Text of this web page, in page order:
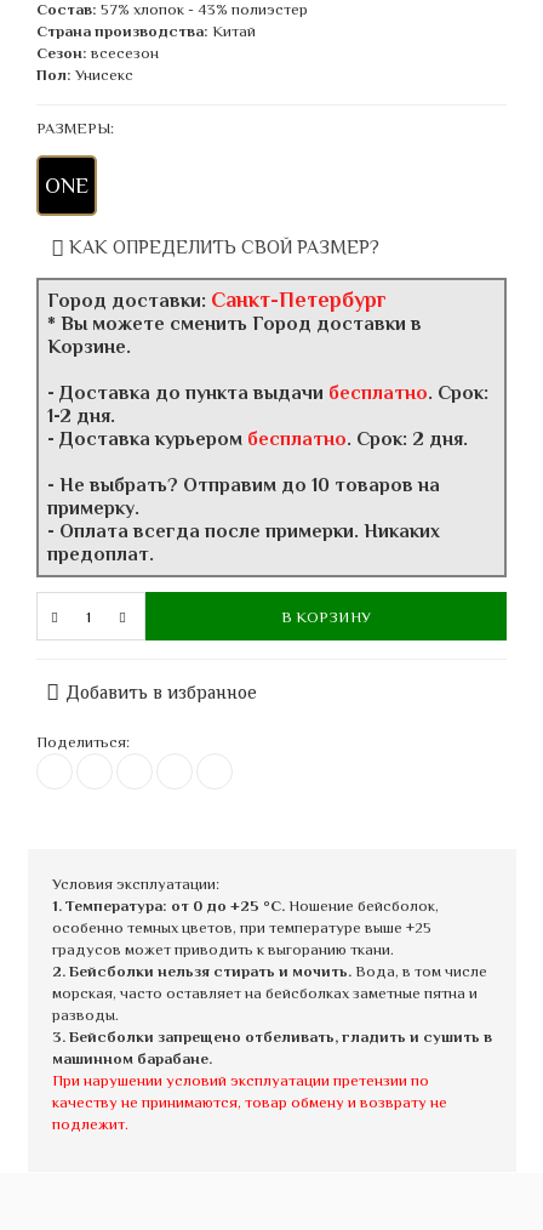
Состав: 57% хлопок - 43% полиэстер
Страна производства: Китай
Сезон: всесезон
Пол: Унисекс
РАЗМЕРЫ:
ONE
КАК ОПРЕДЕЛИТЬ СВОЙ РАЗМЕР?
Город доставки: Санкт-Петербург
* Вы можете сменить Город доставки в
Корзине.
- Доставка до пункта выдачи бесплатно. Срок:
1-2 дня.
- Доставка курьером бесплатно. Срок: 2 дня.
- Не выбрать? Отправим до 10 товаров на
примерку.
- Оплата всегда после примерки. Никаких
предоплат.
В КОРЗИНУ
Добавить в избранное
Поделиться:
Условия эксплуатации:
1. Температура: от 0 до +25 °C.Ношение бейсболок,
особенно темных цветов, при температуре выше +25
градусов может приводить к выгоранию ткани.
2. Бейсболки нельзя стирать и мочить.Вода, в том числе
морская, часто оставляет на бейсболках заметные пятна и
разводы.
3. Бейсболки запрещено отбеливать, гладить и сушить в
машинном барабане.
При нарушении условий эксплуатации претензии по
качеству не принимаются, товар обмену и возврату не
подлежит.